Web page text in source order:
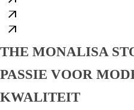
14 Products
THE MONALISA
PASSIE VOOR
KWALITEIT